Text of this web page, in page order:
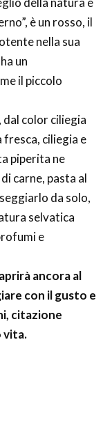
è un rosso, il
nella sua
un
il piccolo
dal color ciliegia
ciliegia e
piperita ne
carne, pasta al
da solo,
selvatica
e
ancora al
con il gusto e
citazione
vita.